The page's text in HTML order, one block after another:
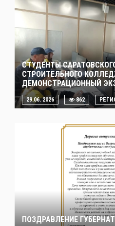
СТУДЕНТЫ
СТРОИТЕЛЬНОГО
ДЕМОНСТРАЦИОННЫЙ
29.06. 2026 862
ПОЗДРАВЛЕНИЕ